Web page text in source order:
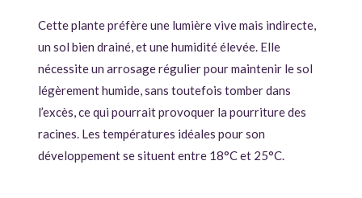
Cette plante préfère une lumière vive mais indirecte,
un sol bien drainé, et une humidité élevée. Elle
nécessite un arrosage régulier pour maintenir le sol
légèrement humide, sans toutefois tomber dans
l’excès, ce qui pourrait provoquer la pourriture des
racines. Les températures idéales pour son
développement se situent entre 18°C et 25°C.